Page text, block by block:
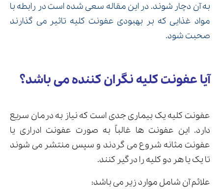
به آن دچار شوند. در این مقاله سعی شده است در رابطه با
مواد غذایی که بر بهبودی عفونت کلیه تاثیر می گذارند
صحبت شود.
آیا عفونت کلیه نگران کننده می باشد؟
عفونت کلیه یک بیماری جدی است که نیاز به درمان سریع
دارد. این عفونت ها غالباً به صورت عفونت ادراری یا
عفونت مثانه شروع می گردند و سپس منتشر می شوند
تا یک یا هر دو کلیه را درگیر کنند.
علائم آن شامل موارد زیر می باشد:
قدرت گرفته از همیارسیستم